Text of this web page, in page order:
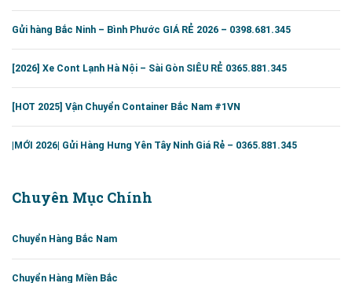
Gửi hàng Bắc Ninh – Bình Phước GIÁ RẺ 2026 – 0398.681.345
[2026] Xe Cont Lạnh Hà Nội – Sài Gòn SIÊU RẺ 0365.881.345
[HOT 2025] Vận Chuyển Container Bắc Nam #1VN
|MỚI 2026| Gửi Hàng Hưng Yên Tây Ninh Giá Rẻ – 0365.881.345
Chuyên Mục Chính
Chuyển Hàng Bắc Nam
Chuyển Hàng Miền Bắc